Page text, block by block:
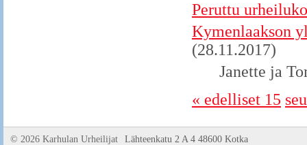
Peruttu
Kymenlaakson
(28.11.2017)
Janette ja
« edelliset 15
© 2026 Karhulan Urheilijat Lähteenkatu 2 A 4 48600 Kotka